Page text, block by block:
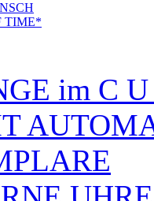
TIME*
im C